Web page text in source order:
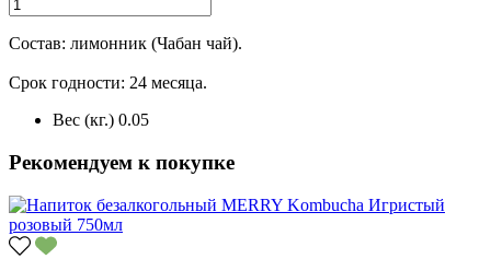
Состав: лимонник (Чабан чай).
Срок годности: 24 месяца.
Вес (кг.) 0.05
Рекомендуем к покупке